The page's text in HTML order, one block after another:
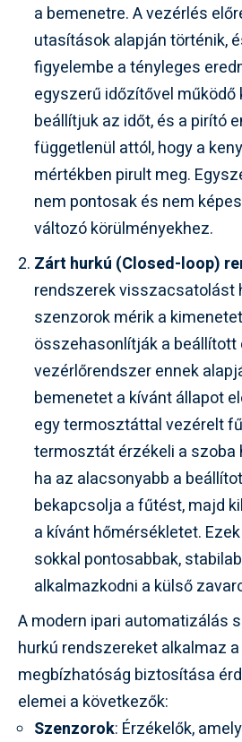
a bemenetre. A vezérlés
utasítások alapján történik,
figyelembe a tényleges
egyszerű időzítővel működő
beállítjuk az időt, és a pirító
függetlenül attól, hogy a
mértékben pirult meg.
nem pontosak és nem
változó körülményekhez.
Zárt hurkú (Closed-loop)
rendszerek visszacsatolást
szenzorok mérik a
összehasonlítják a beállított
vezérlőrendszer ennek
bemenetet a kívánt állapot
egy termosztáttal vezérelt
termosztát érzékeli a szoba
ha az alacsonyabb a
bekapcsolja a fűtést, majd
a kívánt hőmérsékletet.
sokkal pontosabbak,
alkalmazkodni a külső
A modern ipari automatizálás
hurkú rendszereket alkalmaz
megbízhatóság biztosítása
elemei a következők:
Szenzorok: Érzékelők,